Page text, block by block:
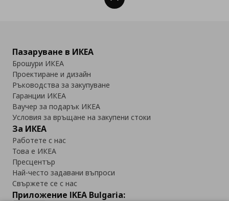
Пазаруване в ИКЕА
Брошури ИКЕА
Проектиране и дизайн
Ръководства за закупуване
Гаранции ИКЕА
Ваучер за подарък ИКЕА
Условия за връщане на закупени стоки
За ИКЕА
Работете с нас
Това е ИКЕА
Пресцентър
Най-често задавани въпроси
Свържете се с нас
Приложение IKEA Bulgaria: